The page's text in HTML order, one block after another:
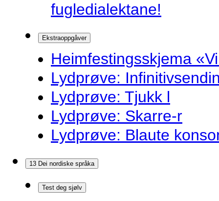
fugledialektane!
Ekstraoppgåver
Heimfestingsskjema
Lydprøve:
Lydprøve: Tjukk l
Lydprøve: Skarre-r
Lydprøve: Blaute
13 Dei nordiske språka
Test deg sjølv